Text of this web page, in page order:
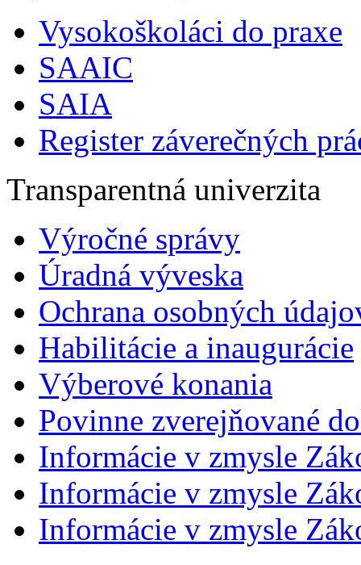
Vysokoškoláci do praxe
SAAIC
SAIA
Register záverečných
Transparentná univerzita
Výročné správy
Úradná výveska
Ochrana osobných
Habilitácie a inaugurácie
Výberové konania
Povinne zverejňované
Informácie v zmysle
Informácie v zmysle
Informácie v zmysle